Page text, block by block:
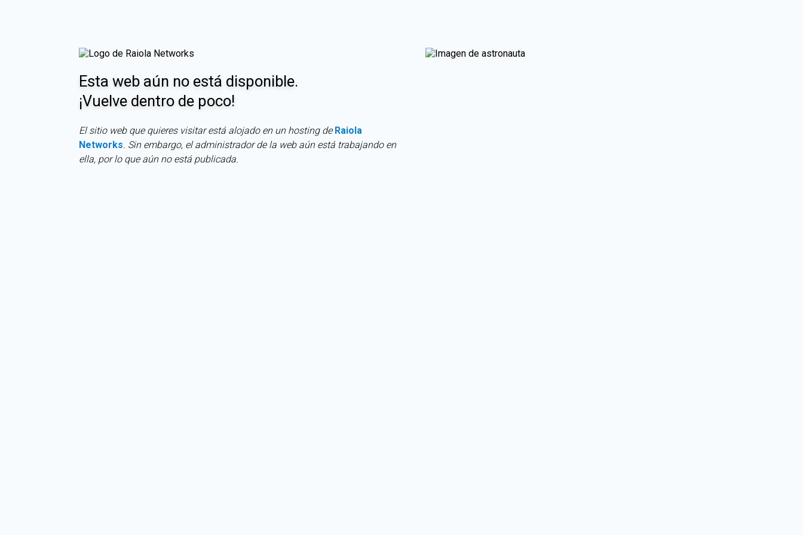
Esta web aún no está disponible.
¡Vuelve dentro de poco!
El sitio web que quieres visitar está alojado en un hosting de Raiola
Networks. Sin embargo, el administrador de la web aún está trabajando en
ella, por lo que aún no está publicada.